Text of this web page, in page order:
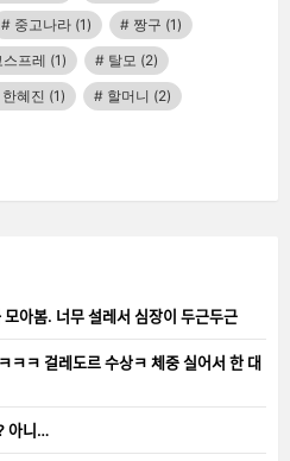
중고나라 (1) 짱구 (1)
스프레 (1) 탈모 (2)
한혜진 (1) 할머니 (2)
너무 설레서 심장이 두근두근
ㅋㅋ 걸레도르 수상ㅋ 체중 실어서 한 대
아니…